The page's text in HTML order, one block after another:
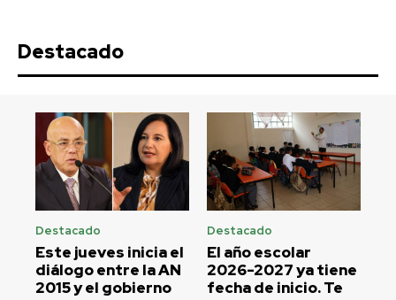
Destacado
Destacado
Este jueves inicia el
diálogo entre la AN
2015 y el gobierno
Destacado
El año escolar
2026-2027 ya tiene
fecha de inicio. Te